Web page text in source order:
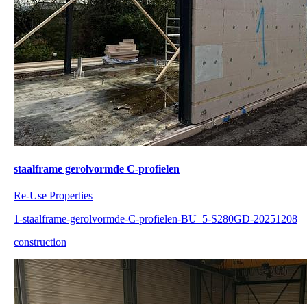
staalframe gerolvormde C-profielen
Re-Use Properties
1-staalframe-gerolvormde-C-profielen-BU_5-S280GD-20251208
construction